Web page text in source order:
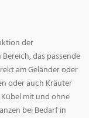
der
das passende
am Geländer oder
oder auch Kräuter
mit und ohne
bei Bedarf in